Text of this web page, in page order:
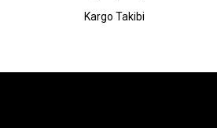
Kargo Takibi